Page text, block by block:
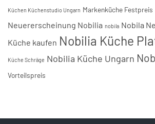
Küchen Küchenstudio Ungarn Markenküche Festpreis
Neuererscheinung Nobilia nobila Nobila
Küche kaufen Nobilia Küche
Küche Schräge Nobilia Küche Ungarn
Vorteilspreis